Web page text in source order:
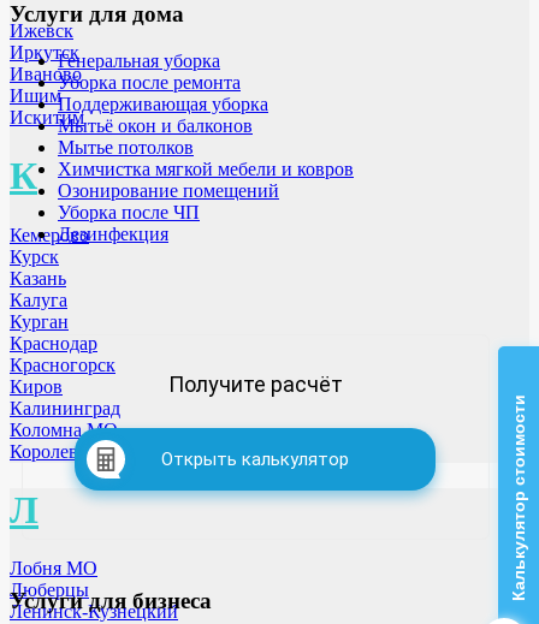
Ижевск
Иркутск
Иваново
Ишим
Искитим
К
Кемерово
Курск
Казань
Калуга
Курган
Краснодар
Красногорск
Киров
Калининград
Коломна МО
Королев МО
Л
Лобня МО
Люберцы
Ленинск-Кузнецкий
Услуги для дома
Генеральная уборка
Уборка после ремонта
Поддерживающая уборка
Мытьё окон и балконов
Мытье потолков
Химчистка мягкой мебели и ковров
Озонирование помещений
Уборка после ЧП
Дезинфекция
Получите расчёт
Открыть калькулятор
Услуги для бизнеса Калькулятор стоимости